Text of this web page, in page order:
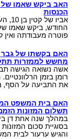
האב ביקש שאמו של
הכנסות
החודש, ביקש שאמו
פוטרה מעבודתה ואין
האם בקשתו של גבר
מחשש לממזרות
אשה נשואה הגישה
רומן בזמן
את התביעה על הסף,
האם בית המשפט
תשלום המזונות
במהלך שנה אחת דן
בסוגיית סכום
והגיש ערעור לבית